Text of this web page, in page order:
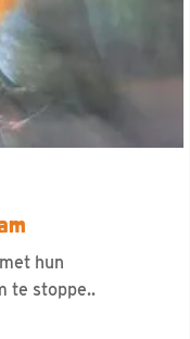
hun
te stoppe..